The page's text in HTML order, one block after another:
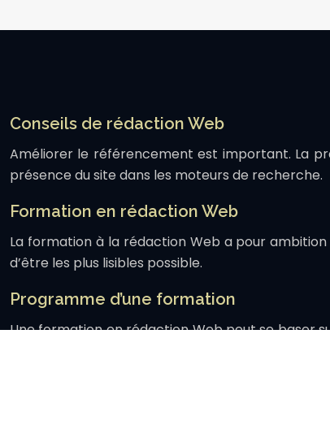
Conseils de rédaction Web
Améliorer le référencement est important. La
présence du site dans les moteurs de recherche.
Formation en rédaction Web
La formation à la rédaction Web a pour
d’être les plus lisibles possible.
Programme d’une formation
Une formation en rédaction Web peut se baser